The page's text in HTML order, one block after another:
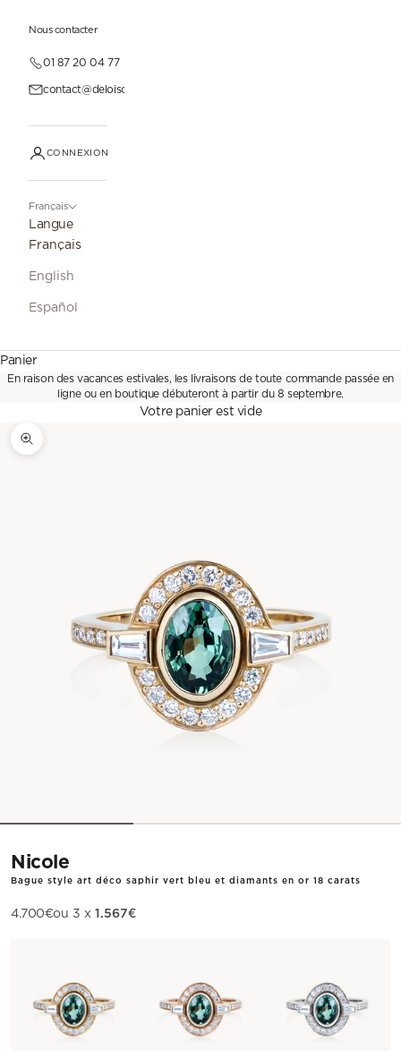
Nous contacter
01 87 20 04 77
contact@deloisonparis.com
CONNEXION
Français
Langue
Français
English
Español
Panier
En raison des vacances estivales, les livraisons de toute commande passée en
ligne ou en boutique débuteront à partir du 8 septembre.
Votre panier est vide
Zoomer sur l'image
Nicole
Bague style art déco saphir vert bleu et diamants en or 18 carats
Prix de vente
4.700€ou 3 x1.567€